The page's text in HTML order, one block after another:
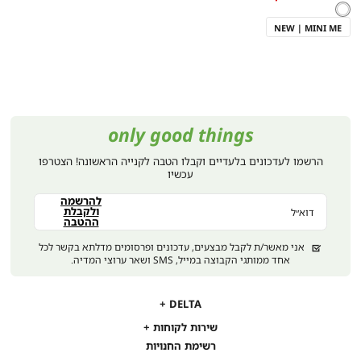
as
צבע
לבן
לבן
NEW | MINI ME
DELTA
DELTA
אודות
תקנוןשירות
לקוחות
שירות לקוחות
משלוחים
only good things
הרשמו לעדכונים בלעדיים וקבלו הטבה לקנייה הראשונה! הצטרפו
עכשיו
דוא״ל
אני מאשר/ת לקבל מבצעים, עדכונים ופרסומים מדלתא בקשר לכל
אחד ממותגי הקבוצה במייל, SMS ושאר ערוצי המדיה.
להרשמה
ולקבלת
ההטבה
רשימת החנויות